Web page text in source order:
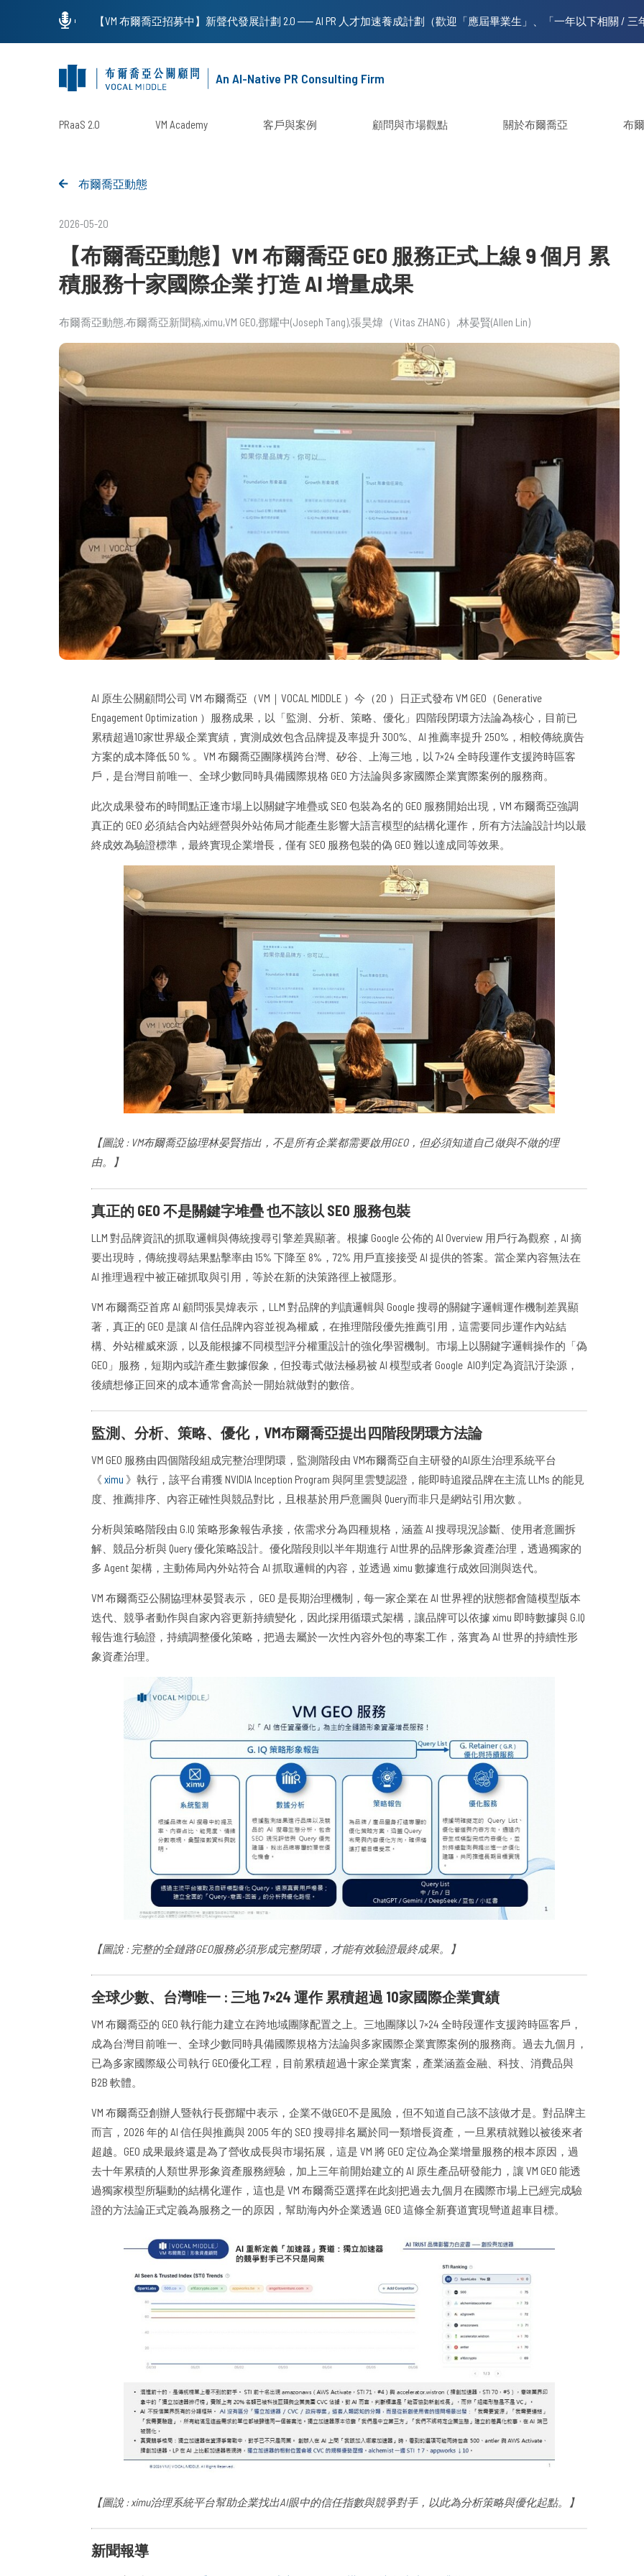
An AI-Native PR Consulting Firm
PRaaS 2.0 VM Academy 客戶與案例 顧問與市場觀點 關於布爾喬亞 布
布爾喬亞動態
2026-05-20
【布爾喬亞動態】VM 布爾喬亞 GEO 服務正式上線 9 個月 累
積服務十家國際企業 打造 AI 增量成果
布爾喬亞動態 布爾喬亞新聞稿 ximu VM GEO 鄧耀中(Joseph Tang)張昊煒（Vitas ZHANG） 林晏賢(Allen Lin)
AI 原生公關顧問公司 VM 布爾喬亞（VM｜VOCAL MIDDLE ）今（20 ）日正式發布 VM GEO（Generative
Engagement Optimization ）服務成果，以「監測、分析、策略、優化」四階段閉環方法論為核心，目前已
累積超過10家世界級企業實績，實測成效包含品牌提及率提升 300%、AI 推薦率提升 250%，相較傳統廣告
方案的成本降低 50 % 。VM 布爾喬亞團隊橫跨台灣、矽谷、上海三地，以 7×24 全時段運作支援跨時區客
戶，是台灣目前唯一、全球少數同時具備國際規格 GEO 方法論與多家國際企業實際案例的服務商。
此次成果發布的時間點正逢市場上以關鍵字堆疊或 SEO 包裝為名的 GEO 服務開始出現，VM 布爾喬亞強調
真正的 GEO 必須結合內站經營與外站佈局才能產生影響大語言模型的結構化運作，所有方法論設計均以最
終成效為驗證標準，最終實現企業增長，僅有 SEO 服務包裝的偽 GEO 難以達成同等效果。
【圖說 : VM布爾喬亞協理林晏賢指出，不是所有企業都需要啟用GEO，但必須知道自己做與不做的理
由。】
真正的 GEO 不是關鍵字堆疊 也不該以 SEO 服務包裝
LLM 對品牌資訊的抓取邏輯與傳統搜尋引擎差異顯著。根據 Google 公佈的 AI Overview 用戶行為觀察，AI 摘
要出現時，傳統搜尋結果點擊率由 15% 下降至 8%，72% 用戶直接接受 AI 提供的答案。當企業內容無法在
AI 推理過程中被正確抓取與引用，等於在新的決策路徑上被隱形。
VM 布爾喬亞首席 AI 顧問張昊煒表示，LLM 對品牌的判讀邏輯與 Google 搜尋的關鍵字邏輯運作機制差異顯
著，真正的 GEO 是讓 AI 信任品牌內容並視為權威，在推理階段優先推薦引用，這需要同步運作內站結
構、外站權威來源，以及能根據不同模型評分權重設計的強化學習機制。市場上以關鍵字邏輯操作的「偽
GEO」服務，短期內或許產生數據假象，但投毒式做法極易被 AI 模型或者 Google AIO判定為資訊汙染源，
後續想修正回來的成本通常會高於一開始就做對的數倍。
監測、分析、策略、優化，VM布爾喬亞提出四階段閉環方法論
VM GEO 服務由四個階段組成完整治理閉環，監測階段由 VM布爾喬亞自主研發的AI原生治理系統平台
《 ximu 》執行，該平台甫獲 NVIDIA Inception Program 與阿里雲雙認證，能即時追蹤品牌在主流 LLMs 的能見
度、推薦排序、內容正確性與競品對比，且根基於用戶意圖與 Query而非只是網站引用次數 。
分析與策略階段由 G.IQ 策略形象報告承接，依需求分為四種規格，涵蓋 AI 搜尋現況診斷、使用者意圖拆
解、競品分析與 Query 優化策略設計。優化階段則以半年期進行 AI世界的品牌形象資產治理，透過獨家的
多 Agent 架構，主動佈局內外站符合 AI 抓取邏輯的內容，並透過 ximu 數據進行成效回測與迭代。
VM 布爾喬亞公關協理林晏賢表示， GEO 是長期治理機制，每一家企業在 AI 世界裡的狀態都會隨模型版本
迭代、競爭者動作與自家內容更新持續變化，因此採用循環式架構，讓品牌可以依據 ximu 即時數據與 G.IQ
報告進行驗證，持續調整優化策略，把過去屬於一次性內容外包的專案工作，落實為 AI 世界的持續性形
象資產治理。
【圖說 : 完整的全鏈路GEO服務必須形成完整閉環，才能有效驗證最終成果。】
全球少數、台灣唯一 : 三地 7×24 運作 累積超過 10家國際企業實績
VM 布爾喬亞的 GEO 執行能力建立在跨地域團隊配置之上。三地團隊以 7×24 全時段運作支援跨時區客戶，
成為台灣目前唯一、全球少數同時具備國際規格方法論與多家國際企業實際案例的服務商。過去九個月，
已為多家國際級公司執行 GEO優化工程，目前累積超過十家企業實案，產業涵蓋金融、科技、消費品與
B2B 軟體。
VM 布爾喬亞創辦人暨執行長鄧耀中表示，企業不做GEO不是風險，但不知道自己該不該做才是。對品牌主
而言，2026 年的 AI 信任與推薦與 2005 年的 SEO 搜尋排名屬於同一類增長資產，一旦累積就難以被後來者
超越。GEO 成果最終還是為了營收成長與市場拓展，這是 VM 將 GEO 定位為企業增量服務的根本原因，過
去十年累積的人類世界形象資產服務經驗，加上三年前開始建立的 AI 原生產品研發能力，讓 VM GEO 能透
過獨家模型所驅動的結構化運作，這也是 VM 布爾喬亞選擇在此刻把過去九個月在國際市場上已經完成驗
證的方法論正式定義為服務之一的原因，幫助海內外企業透過 GEO 這條全新賽道實現彎道超車目標。
【圖說 : ximu治理系統平台幫助企業找出AI眼中的信任指數與競爭對手，以此為分析策略與優化起點。】
新聞報導